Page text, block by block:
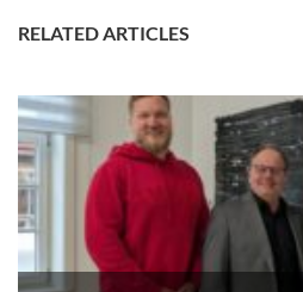
RELATED ARTICLES